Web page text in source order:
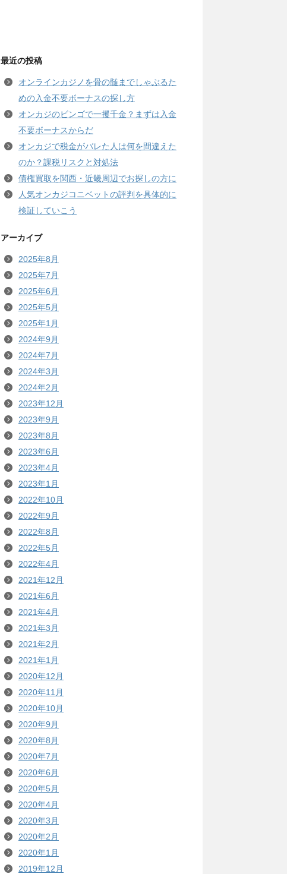
最近の投稿
オンラインカジノを骨の髄までしゃぶるた
めの入金不要ボーナスの探し方
オンカジのビンゴで一攫千金？まずは入金
不要ボーナスからだ
オンカジで税金がバレた人は何を間違えた
のか？課税リスクと対処法
債権買取を関西・近畿周辺でお探しの方に
人気オンカジコニベットの評判を具体的に
検証していこう
アーカイブ
2025年8月
2025年7月
2025年6月
2025年5月
2025年1月
2024年9月
2024年7月
2024年3月
2024年2月
2023年12月
2023年9月
2023年8月
2023年6月
2023年4月
2023年1月
2022年10月
2022年9月
2022年8月
2022年5月
2022年4月
2021年12月
2021年6月
2021年4月
2021年3月
2021年2月
2021年1月
2020年12月
2020年11月
2020年10月
2020年9月
2020年8月
2020年7月
2020年6月
2020年5月
2020年4月
2020年3月
2020年2月
2020年1月
2019年12月